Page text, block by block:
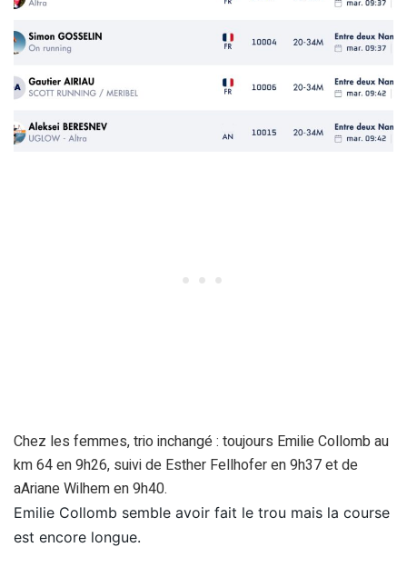
Chez les femmes, trio inchangé : toujours Emilie Collomb au
km 64 en 9h26, suivi de Esther Fellhofer en 9h37 et de
aAriane Wilhem en 9h40.
Emilie Collomb semble avoir fait le trou mais la course
est encore longue.